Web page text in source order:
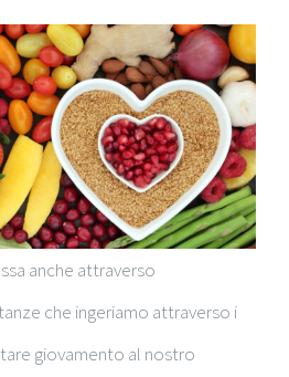
anche attraverso
che ingeriamo attraverso i
giovamento al nostro